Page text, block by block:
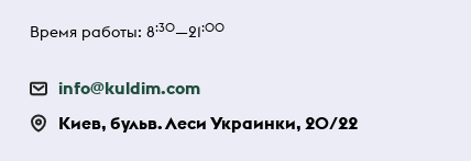
Время работы: 8:30—21:00
info@kuldim.com
Киев, бульв. Леси Украинки, 20/22